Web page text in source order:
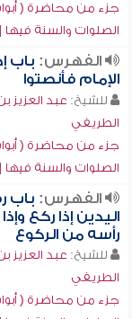
جزء من محاضرة (
الصلوات والسنة فيها
الفهرس: باب
الإمام فأنصتوا
للشيخ: عبد العزيز
الطريفي
جزء من محاضرة (
الصلوات والسنة فيها
الفهرس: باب
اليدين إذا ركع
رأسه من الركوع
للشيخ: عبد العزيز
الطريفي
جزء من محاضرة (